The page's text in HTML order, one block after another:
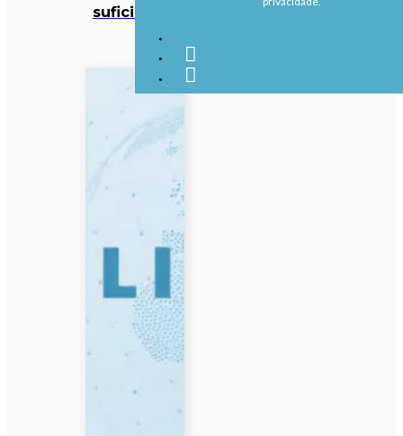
suficientes